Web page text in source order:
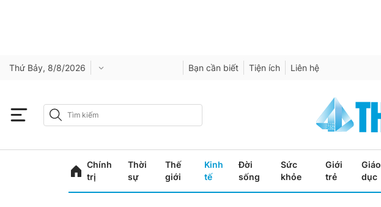
Thứ Bảy, 8/8/2026 Bạn cần biết Tiện ích Liên hệ
Chính
trị
Thời
sự
Thế
giới
Kinh
tế
Đời
sống
Sức
khỏe
Giới
trẻ
Giáo
dục